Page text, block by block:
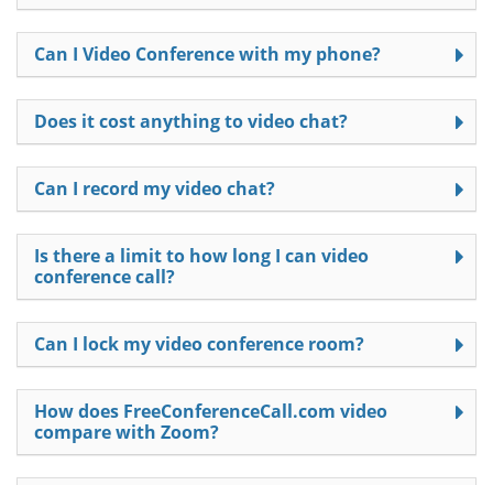
Can I Video Conference with my phone?
Does it cost anything to video chat?
Can I record my video chat?
Is there a limit to how long I can video
conference call?
Can I lock my video conference room?
How does FreeConferenceCall.com video
compare with Zoom?